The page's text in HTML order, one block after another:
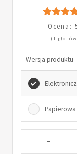
Ocena:
(1
Wersja produktu
-